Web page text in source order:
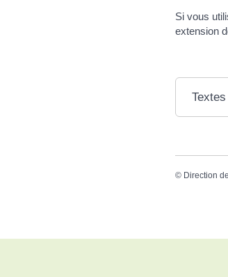
Si vous
extension
© Direction